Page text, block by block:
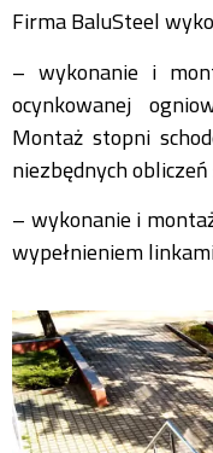
Firma BaluSteel
– wykonanie i
ocynkowanej
Montaż stopni
niezbędnych
– wykonanie i
wypełnieniem